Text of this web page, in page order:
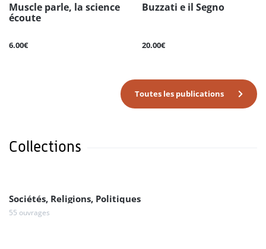
Muscle parle, la science
écoute
6.00€
Buzzati e il Segno
20.00€
Toutes les publications
Collections
Sociétés, Religions, Politiques
55 ouvrages